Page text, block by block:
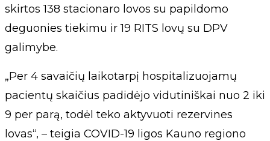
skirtos 138 stacionaro lovos su papildomo
deguonies tiekimu ir 19 RITS lovų su DPV
galimybe.
„Per 4 savaičių laikotarpį hospitalizuojamų
pacientų skaičius padidėjo vidutiniškai nuo 2 iki
9 per parą, todėl teko aktyvuoti rezervines
lovas“, – teigia COVID-19 ligos Kauno regiono